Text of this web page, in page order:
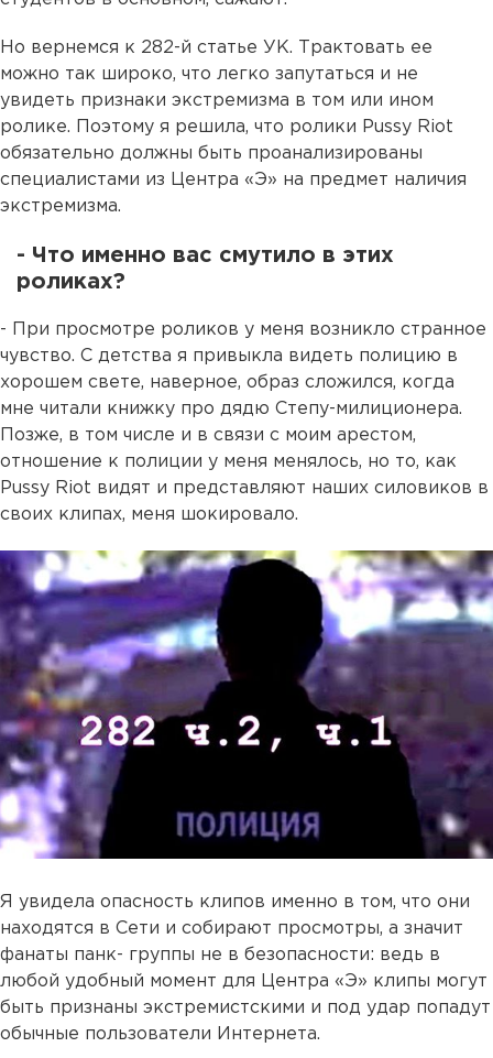
Но вернемся к 282-й статье УК. Трактовать ее
можно так широко, что легко запутаться и не
увидеть признаки экстремизма в том или ином
ролике. Поэтому я решила, что ролики Pussy Riot
обязательно должны быть проанализированы
специалистами из Центра «Э» на предмет наличия
экстремизма.
- Что именно вас смутило в этих
роликах?
- При просмотре роликов у меня возникло странное
чувство. С детства я привыкла видеть полицию в
хорошем свете, наверное, образ сложился, когда
мне читали книжку про дядю Степу-милиционера.
Позже, в том числе и в связи с моим арестом,
отношение к полиции у меня менялось, но то, как
Pussy Riot видят и представляют наших силовиков в
своих клипах, меня шокировало.
Я увидела опасность клипов именно в том, что они
находятся в Сети и собирают просмотры, а значит
фанаты панк- группы не в безопасности: ведь в
любой удобный момент для Центра «Э» клипы могут
быть признаны экстремистскими и под удар попадут
обычные пользователи Интернета.